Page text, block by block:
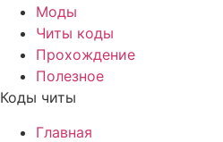
Моды
Читы коды
Прохождение
Полезное
Коды читы
Главная